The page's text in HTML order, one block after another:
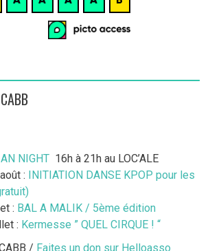
NIGHT 16h à 21h au LOC’ALE
: INITIATION DANSE KPOP pour les
: BAL A MALIK / 5ème édition
: Kermesse ” QUEL CIRQUE ! “
/ Faites un don sur Helloasso